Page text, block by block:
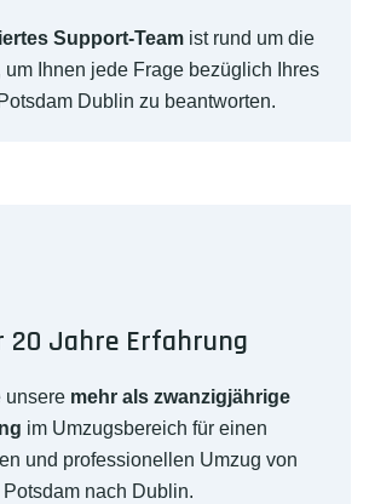
Support-Teamist rund um die
um Ihnen jede Frage bezüglich Ihres
Dublin zu beantworten.
20 Jahre Erfahrung
unsere mehr als zwanzigjährige
im Umzugsbereich für einen
und professionellen Umzug von
Potsdam nach Dublin.